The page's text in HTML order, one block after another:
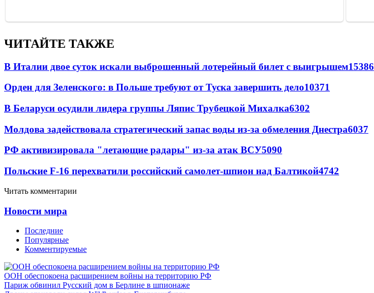
ЧИТАЙТЕ ТАКЖЕ
В Италии двое суток искали выброшенный лотерейный билет с выигрышем15386
Орден для Зеленского: в Польше требуют от Туска завершить дело10371
В Беларуси осудили лидера группы Ляпис Трубецкой Михалка6302
Молдова задействовала стратегический запас воды из-за обмеления Днестра6037
РФ активизировала "летающие радары" из-за атак ВСУ5090
Польские F-16 перехватили российский самолет-шпион над Балтикой4742
Читать комментарии
Новости мира
Последние
Популярные
Комментируемые
ООН обеспокоена расширением войны на территорию РФ
Париж обвинил Русский дом в Берлине в шпионаже